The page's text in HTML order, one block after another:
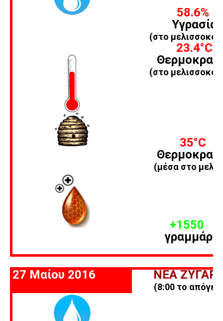
58.6%
Υγρασία
(στο
23.4°C
(στο
35°C
(μέσα στο
+1550
γραμμάρια
27 Μαίου 2016 ΝΕΑ
(8:00 το